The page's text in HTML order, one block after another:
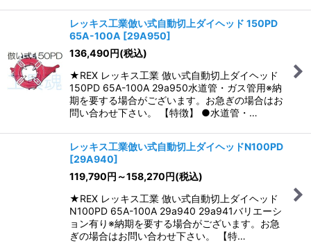
レッキス工業倣い式自動切上ダイヘッド 150PD
65A-100A [29A950]
136,490円(税込)
★REX レッキス工業 倣い式自動切上ダイヘッド
150PD 65A-100A 29a950水道管・ガス管用※納
期を要する場合がございます。お急ぎの場合はお
問い合わせ下さい。 【特徴】 ●水道管・…
レッキス工業倣い式自動切上ダイヘッドN100PD
[29A940]
119,790円 ～158,270円(税込)
★REX レッキス工業 倣い式自動切上ダイヘッド
N100PD 65A-100A 29a940 29a941バリエーシ
ョン有り※納期を要する場合がございます。お急
ぎの場合はお問い合わせ下さい。 【特…